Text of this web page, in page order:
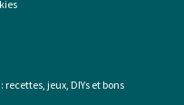
jeux, DIYs et bons